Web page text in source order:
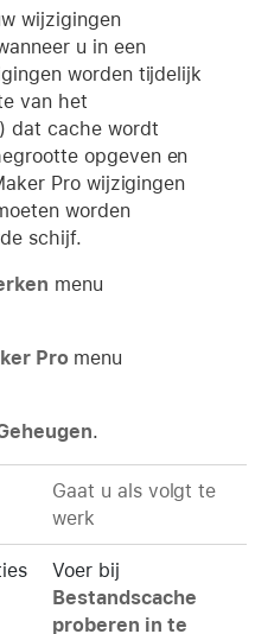
wijzigingen
u in een
worden tijdelijk
van het
dat cache wordt
opgeven en
Pro wijzigingen
worden
schijf.
menu
Pro menu
.
Gaat u als volgt te
werk
Voer bij
Bestandscache
proberen in te